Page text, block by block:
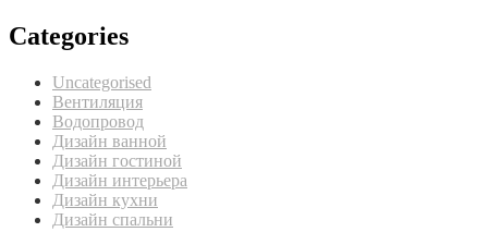
Categories
Uncategorised
Вентиляция
Водопровод
Дизайн ванной
Дизайн гостиной
Дизайн интерьера
Дизайн кухни
Дизайн спальни